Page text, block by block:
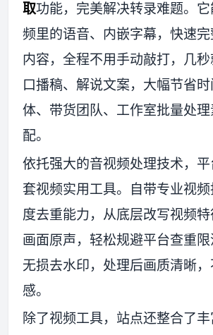
取功能，完美解决转录难题。
频里的语音、内嵌字幕，快速
内容，全程不用手动敲打，几
口播稿、解说文案，大幅节省
体、带货团队、工作室批量处
配。
依托强大的音视频处理技术，
套视频实用工具。自带专业视
度去重能力，从底层改写视频
画面原声，轻松规避平台查重
无损去水印，处理后画质清晰
感。
除了视频工具，站点还整合了